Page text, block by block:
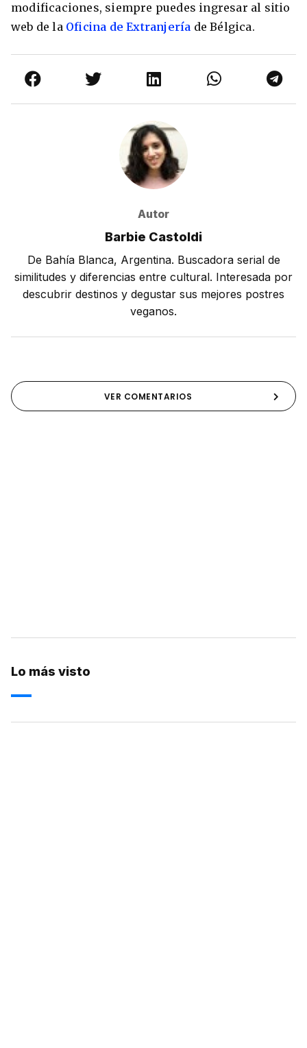
modificaciones, siempre puedes ingresar al sitio
web de la Oficina de Extranjería de Bélgica.
Autor
Barbie Castoldi
De Bahía Blanca, Argentina. Buscadora serial de
similitudes y diferencias entre cultural. Interesada por
descubrir destinos y degustar sus mejores postres
veganos.
VER COMENTARIOS
Lo más visto